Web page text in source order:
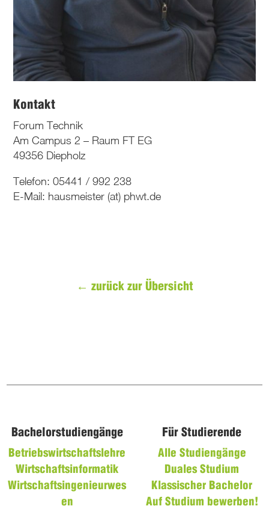
Kontakt
Forum Technik
Am Campus 2 – Raum FT EG
49356 Diepholz
Telefon: 05441 / 992 238
E-Mail: hausmeister (at) phwt.de
← zurück zur Übersicht
Bachelorstudiengänge
Betriebswirtschaftslehre
Wirtschaftsinformatik
Wirtschaftsingenieurwes
en
Für Studierende
Alle Studiengänge
Duales Studium
Klassischer Bachelor
Auf Studium bewerben!